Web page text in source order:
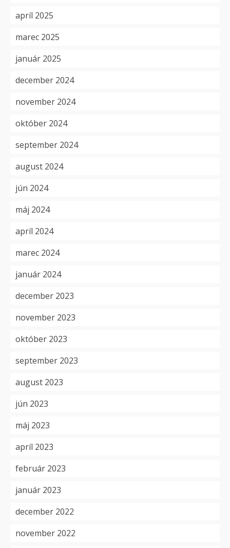
apríl 2025
marec 2025
január 2025
december 2024
november 2024
október 2024
september 2024
august 2024
jún 2024
máj 2024
apríl 2024
marec 2024
január 2024
december 2023
november 2023
október 2023
september 2023
august 2023
jún 2023
máj 2023
apríl 2023
február 2023
január 2023
december 2022
november 2022